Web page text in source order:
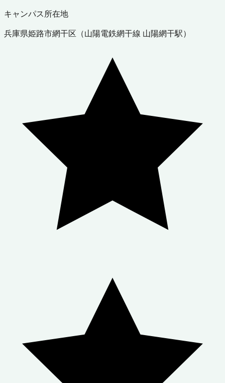
キャンパス所在地
兵庫県姫路市網干区 （山陽電鉄網干線 山陽網干駅）